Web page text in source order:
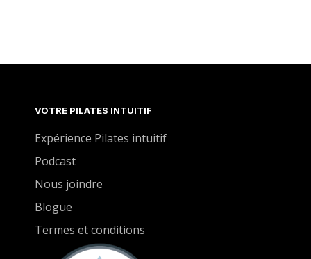
seront explorés pour que votre cage thoracique
VOTRE PILATES INTUITIF
Expérience Pilates intuitif
Podcast
Nous joindre
Blogue
Termes et conditions